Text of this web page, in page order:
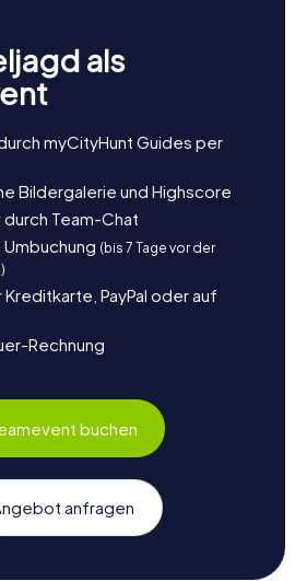
als
myCityHunt Guides per
Bildergalerie und Highscore
Team-Chat
(bis 7 Tage vor der
Kreditkarte, PayPal oder auf
Rechnung
buchen
anfragen